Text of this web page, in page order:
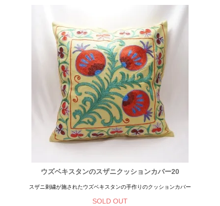
ウズベキスタンのスザニクッションカバー20
スザニ刺繍が施されたウズベキスタンの手作りのクッションカバー
SOLD OUT